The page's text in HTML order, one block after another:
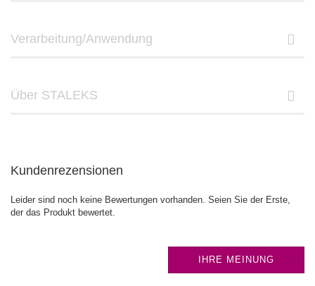
Verarbeitung/Anwendung
Über STALEKS
Kundenrezensionen
Leider sind noch keine Bewertungen vorhanden. Seien Sie der Erste,
der das Produkt bewertet.
IHRE MEINUNG